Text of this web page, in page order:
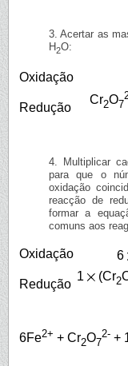
3. Acertar as
H2O:
Oxidação
Redução
Cr2O7
4. Multiplicar
para que o
oxidação
reacção de
formar a
comuns aos
Oxidação 6
Redução
1 (Cr2
6Fe2+ + Cr2O7
2- +